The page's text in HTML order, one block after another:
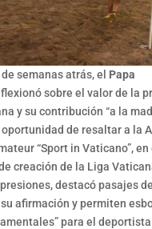
semanas atrás, el Papa
sobre el valor de la
y su contribución “a la
oportunidad de resaltar a la
“Sport in Vaticano”, en
creación de la Liga
destacó pasajes
afirmación y permiten
para el